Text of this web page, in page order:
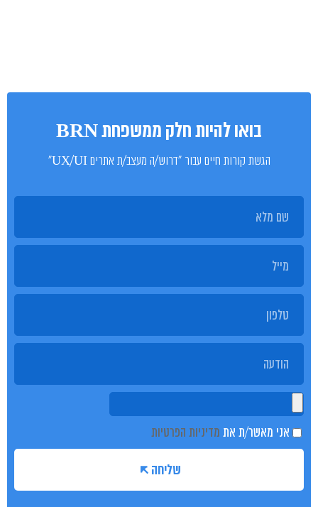
בואו להיות חלק ממשפחת BRN
הגשת קורות חיים עבור "דרוש/ה מעצב/ת אתרים UX/UI"
אני מאשר/ת את מדיניות הפרטיות
שליחה